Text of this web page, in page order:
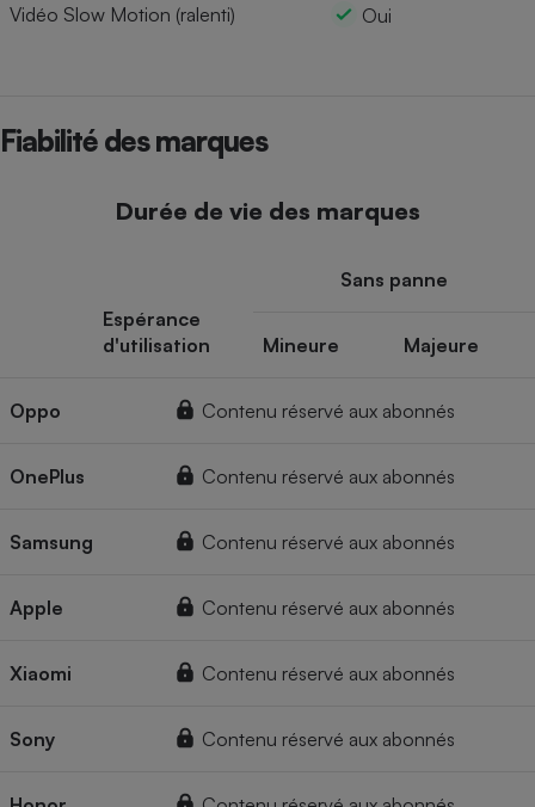
Vidéo Slow Motion (ralenti) Oui
Fiabilité des marques
Durée de vie des marques
Espérance
d'utilisation
Sans panne
Mineure Majeure
Oppo Contenu réservé aux abonnés
OnePlus Contenu réservé aux abonnés
Samsung Contenu réservé aux abonnés
Apple Contenu réservé aux abonnés
Xiaomi Contenu réservé aux abonnés
Sony Contenu réservé aux abonnés